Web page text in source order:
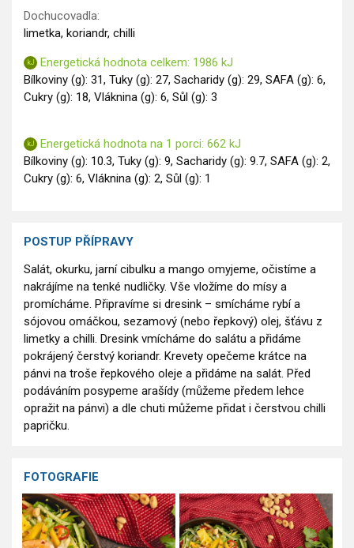
Dochucovadla:
limetka, koriandr, chilli
Energetická hodnota celkem: 1986 kJ
Bílkoviny (g): 31, Tuky (g): 27, Sacharidy (g): 29, SAFA (g): 6,
Cukry (g): 18, Vláknina (g): 6, Sůl (g): 3
Energetická hodnota na 1 porci: 662 kJ
Bílkoviny (g): 10.3, Tuky (g): 9, Sacharidy (g): 9.7, SAFA (g): 2,
Cukry (g): 6, Vláknina (g): 2, Sůl (g): 1
POSTUP PŘÍPRAVY
Salát, okurku, jarní cibulku a mango omyjeme, očistíme a
nakrájíme na tenké nudličky. Vše vložíme do mísy a
promícháme. Připravíme si dresink – smícháme rybí a
sójovou omáčkou, sezamový (nebo řepkový) olej, šťávu z
limetky a chilli. Dresink vmícháme do salátu a přidáme
pokrájený čerstvý koriandr. Krevety opečeme krátce na
pánvi na troše řepkového oleje a přidáme na salát. Před
podáváním posypeme arašídy (můžeme předem lehce
opražit na pánvi) a dle chuti můžeme přidat i čerstvou chilli
papričku.
FOTOGRAFIE